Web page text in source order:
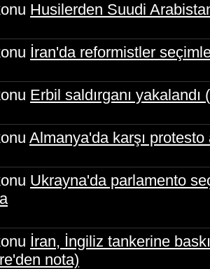
Husilerden Suudi
İran'da reformistler
Erbil saldırganı
Almanya'da karşı protesto
Ukrayna'da parlamento
İran, İngiliz tankerine
nota)